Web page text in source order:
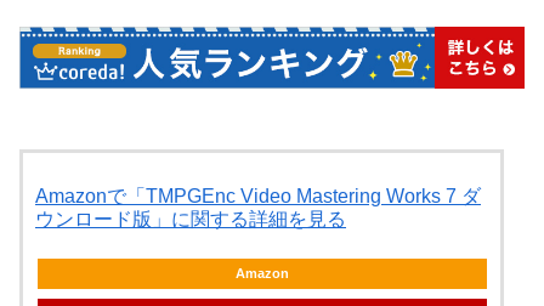
Amazonで「TMPGEnc Video Mastering Works 7 ダ
ウンロード版」に関する詳細を見る
Amazon